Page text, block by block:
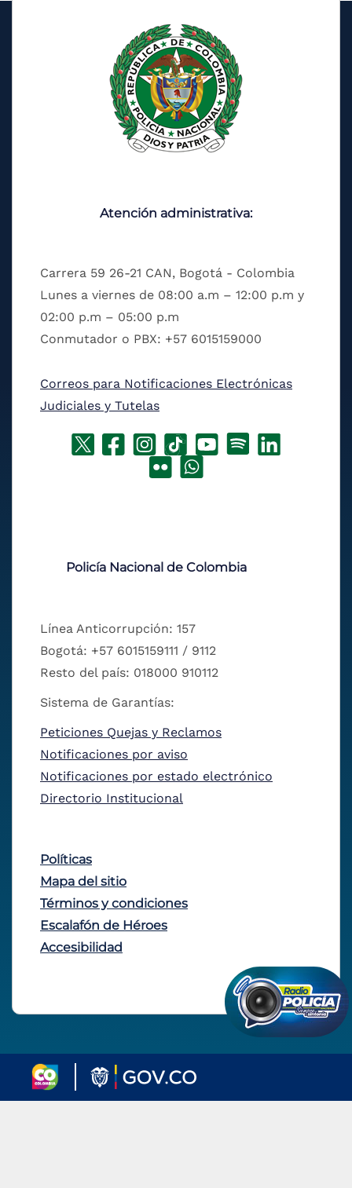
Atención administrativa:
Carrera 59 26-21 CAN, Bogotá - Colombia
Lunes a viernes de 08:00 a.m – 12:00 p.m y
02:00 p.m – 05:00 p.m
Conmutador o PBX: +57 6015159000
Correos para Notificaciones Electrónicas
Judiciales y Tutelas
Policía Nacional de Colombia
Línea Anticorrupción: 157
Bogotá: +57 6015159111 / 9112
Resto del país: 018000 910112
Sistema de Garantías:
Peticiones Quejas y Reclamos
Notificaciones por aviso
Notificaciones por estado electrónico
Directorio Institucional
Políticas
Mapa del sitio
Términos y condiciones
Escalafón de Héroes
Accesibilidad